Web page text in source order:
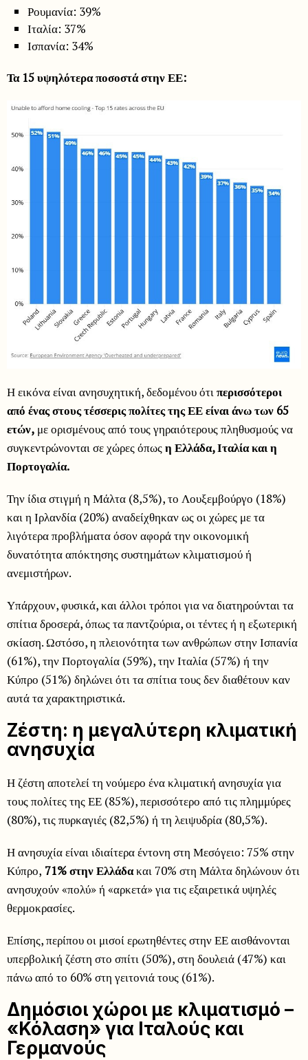
Ρουμανία: 39%
Ιταλία: 37%
Ισπανία: 34%
Τα 15 υψηλότερα ποσοστά στην ΕΕ:
Η εικόνα είναι ανησυχητική, δεδομένου ότιπερισσότεροι
από ένας στους τέσσερις πολίτες της ΕΕ είναι άνω των 65
ετών, με ορισμένους από τους γηραιότερους πληθυσμούς να
συγκεντρώνονται σε χώρες όπωςη Ελλάδα, Ιταλία και η
Πορτογαλία.
Την ίδια στιγμή η Μάλτα (8,5%), το Λουξεμβούργο (18%)
και η Ιρλανδία (20%) αναδείχθηκαν ως οι χώρες με τα
λιγότερα προβλήματα όσον αφορά την οικονομική
δυνατότητα απόκτησης συστημάτων κλιματισμού ή
ανεμιστήρων.
Υπάρχουν, φυσικά, και άλλοι τρόποι για να διατηρούνται τα
σπίτια δροσερά, όπως τα παντζούρια, οι τέντες ή η εξωτερική
σκίαση. Ωστόσο, η πλειονότητα των ανθρώπων στην Ισπανία
(61%), την Πορτογαλία (59%), την Ιταλία (57%) ή την
Κύπρο (51%) δηλώνει ότι τα σπίτια τους δεν διαθέτουν καν
αυτά τα χαρακτηριστικά.
Ζέστη: η μεγαλύτερη κλιματική
ανησυχία
Η ζέστη αποτελεί τη νούμερο ένα κλιματική ανησυχία για
τους πολίτες της ΕΕ (85%), περισσότερο από τις πλημμύρες
(80%), τις πυρκαγιές (82,5%) ή τη λειψυδρία (80,5%).
Η ανησυχία είναι ιδιαίτερα έντονη στη Μεσόγειο: 75% στην
Κύπρο, 71% στην Ελλάδακαι 70% στη Μάλτα δηλώνουν ότι
ανησυχούν «πολύ» ή «αρκετά» για τις εξαιρετικά υψηλές
θερμοκρασίες.
Επίσης, περίπου οι μισοί ερωτηθέντες στην ΕΕ αισθάνονται
υπερβολική ζέστη στο σπίτι (50%), στη δουλειά (47%) και
πάνω από το 60% στη γειτονιά τους (61%).
Δημόσιοι χώροι με κλιματισμό –
«Κόλαση» για Ιταλούς και
Γερμανούς